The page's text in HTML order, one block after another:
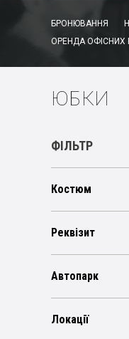
БРОНЮВАННЯ
ОРЕНДА ОФІСНИХ
ЮБКИ
ФІЛЬТР
Костюм
Реквізит
Автопарк
Локації